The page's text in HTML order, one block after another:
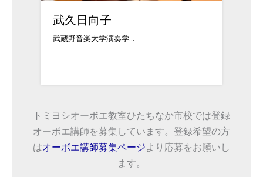
武久日向子
武蔵野音楽大学演奏学...
トミヨシオーボエ教室ひたちなか市校では登録
オーボエ講師を募集しています。登録希望の方
はオーボエ講師募集ページより応募をお願いし
ます。